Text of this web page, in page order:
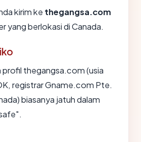
kirim ke thegangsa.com
yang berlokasi di Canada.
profil thegangsa.com (usia
registrar Gname.com Pte.
biasanya jatuh dalam